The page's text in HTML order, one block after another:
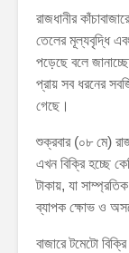
রাজধানীর
তেলের মূল্যবৃদ্ধি
পড়েছে বলে
প্রায় সব ধরনের
গেছে।
শুক্রবার (০৮ মে)
এখন বিক্রি হচ্ছে
টাকায়, যা
ব্যাপক ক্ষোভ ও
বাজারে টমেটো